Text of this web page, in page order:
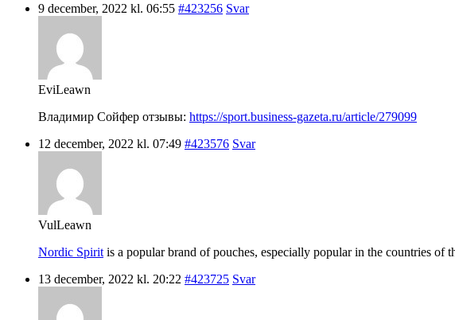
9 december, 2022 kl. 06:55 #423256 Svar
EviLeawn
Владимир Сойфер отзывы: https://sport.business-gazeta.ru/article/279099
12 december, 2022 kl. 07:49 #423576 Svar
VulLeawn
Nordic Spirit is a popular brand of pouches, especially popular in the countries of
13 december, 2022 kl. 20:22 #423725 Svar